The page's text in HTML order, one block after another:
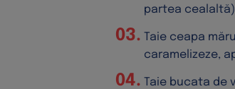
partea
Taie ceapa
caramelizeze,
Taie bucata de